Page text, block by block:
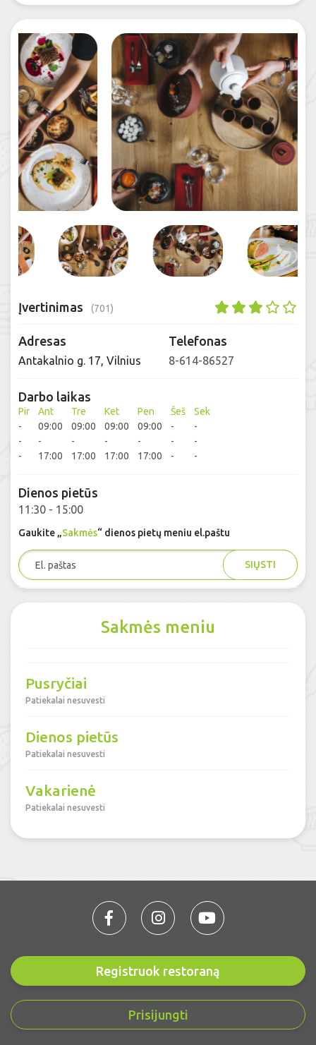
Įvertinimas (701)
Adresas
Antakalnio g. 17, Vilnius
Telefonas
8-614-86527
Darbo laikas
Pir
-
-
-
Ant
09:00
-
17:00
Tre
09:00
-
17:00
Ket
09:00
-
17:00
Pen
09:00
-
17:00
Šeš
-
-
-
Sek
-
-
-
Dienos pietūs
11:30 - 15:00
Gaukite „Sakmės“ dienos pietų meniu el.paštu
SIŲSTI
Sakmės meniu
Pusryčiai
Patiekalai nesuvesti
Dienos pietūs
Patiekalai nesuvesti
Vakarienė
Patiekalai nesuvesti
Registruok restoraną
Prisijungti